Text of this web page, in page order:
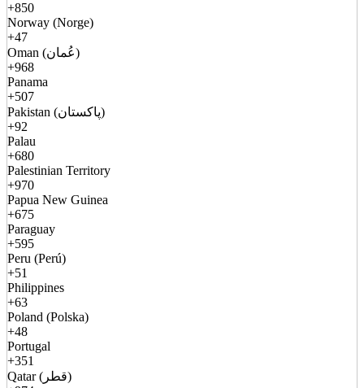
+850
Norway (Norge)
+47
Oman (عُمان)
+968
Panama
+507
Pakistan (پاکستان)
+92
Palau
+680
Palestinian Territory
+970
Papua New Guinea
+675
Paraguay
+595
Peru (Perú)
+51
Philippines
+63
Poland (Polska)
+48
Portugal
+351
Qatar (قطر)